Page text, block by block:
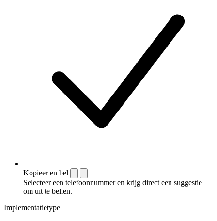
Kopieer en bel
Selecteer een telefoonnummer en krijg direct een suggestie
om uit te bellen.
Implementatietype